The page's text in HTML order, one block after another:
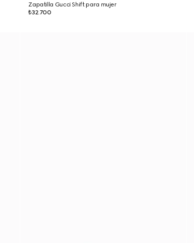
Zapatilla Gucci Shift para mujer
₺32.700